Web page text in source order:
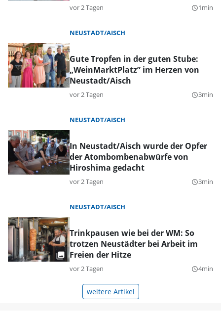
vor 2 Tagen query_builder1min
NEUSTADT/AISCH
Gute Tropfen in der guten Stube:
„WeinMarktPlatz” im Herzen von
Neustadt/Aisch
vor 2 Tagen query_builder3min
NEUSTADT/AISCH
In Neustadt/Aisch wurde der Opfer
der Atombombenabwürfe von
Hiroshima gedacht
vor 2 Tagen query_builder3min
NEUSTADT/AISCH
Trinkpausen wie bei der WM: So
trotzen Neustädter bei Arbeit im
Freien der Hitze
vor 2 Tagen query_builder4min
weitere Artikel